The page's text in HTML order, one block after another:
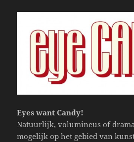
Eyes want Candy!
Natuurlijk, volumineus of
mogelijk op het gebied van